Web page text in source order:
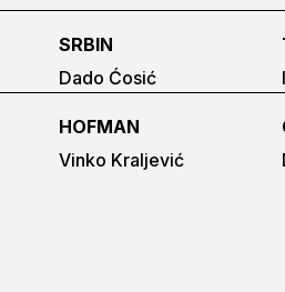
SRBIN
Dado Ćosić
HOFMAN
Vinko Kraljević